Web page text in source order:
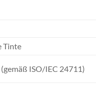
Tinte
ISO/IEC 24711)